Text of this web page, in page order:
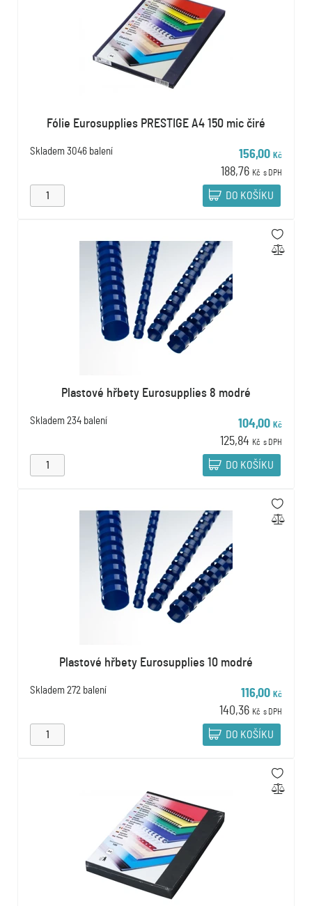
Fólie Eurosupplies PRESTIGE A4 150 mic čiré
Skladem 3046 balení 156,00 Kč
188,76 Kč s DPH
DO KOŠÍKU
Plastové hřbety Eurosupplies 8 modré
Skladem 234 balení 104,00 Kč
125,84 Kč s DPH
DO KOŠÍKU
Plastové hřbety Eurosupplies 10 modré
Skladem 272 balení 116,00 Kč
140,36 Kč s DPH
DO KOŠÍKU